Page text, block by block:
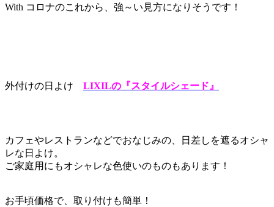
With コロナのこれから、強～い見方になりそうです！
外付けの日よけ LIXILの『スタイルシェード』
カフェやレストランなどでおなじみの、日差しを遮るオシャ
レな日よけ。
ご家庭用にもオシャレな色使いのものもあります！
お手頃価格で、取り付けも簡単！